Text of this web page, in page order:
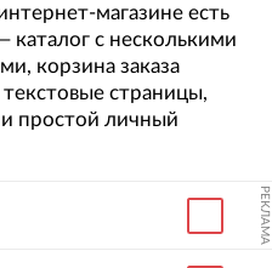
магазине есть
с несколькими
корзина заказа
страницы,
простой личный
РЕКЛАМА